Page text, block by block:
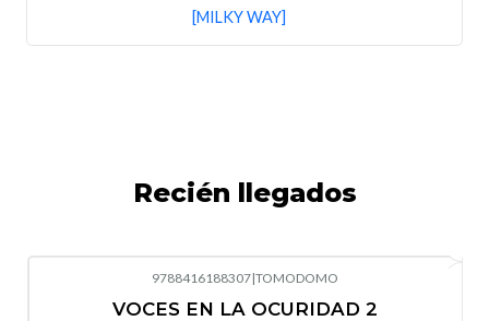
[MILKY WAY]
Recién llegados
9788416188307|TOMODOMO
VOCES EN LA OCURIDAD 2